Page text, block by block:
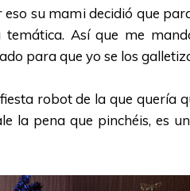
su mami decidió que
temática. Así que me
para que yo se los
robot de la que quería
la pena que pinchéis, es